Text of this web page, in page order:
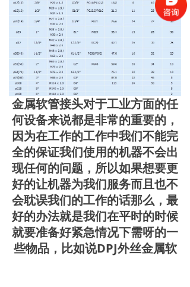
金属软管接头对于工业方面的任
何设备来说都是非常的重要的，
因为在工作的工作中我们不能完
全的保证我们使用的机器不会出
现任何的问题，所以如果想要更
好的让机器为我们服务而且也不
会耽误我们的工作的话那么，最
好的办法就是我们在平时的时候
就要准备好紧急情况下需呀的一
些物品，比如说DPJ外丝金属软